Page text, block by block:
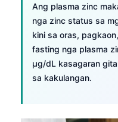
Ang plasma zinc
nga zinc status sa
kini sa oras,
fasting nga plasma
µg/dL kasagaran
sa kakulangan.
Հայերեն
Íslenska
Српски језик
Svenska